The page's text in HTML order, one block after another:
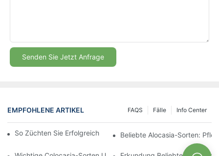
Senden Sie Jetzt Anfrage
EMPFOHLENE ARTIKEL Info Center
Fälle
FAQS
So Züchten Sie Erfolgreich Starke Aglaonema-Setzlinge
Beliebte Alocasia-Sorten: